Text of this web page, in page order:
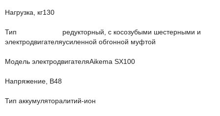
Нагрузка, кг130
Тип
электродвигателя
редукторный, с косозубыми шестерными и
усиленной обгонной муфтой
Модель электродвигателяAikema SX100
Напряжение, В48
Тип аккумуляторалитий-ион